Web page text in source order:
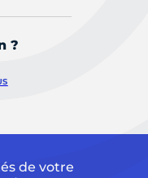
?
de votre